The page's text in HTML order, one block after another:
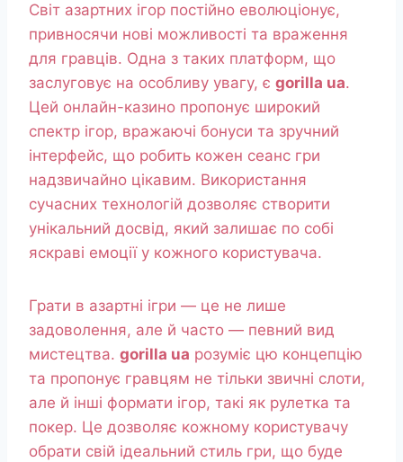
Світ азартних ігор постійно еволюціонує,
привносячи нові можливості та враження
для гравців. Одна з таких платформ, що
заслуговує на особливу увагу, є gorilla ua.
Цей онлайн-казино пропонує широкий
спектр ігор, вражаючі бонуси та зручний
інтерфейс, що робить кожен сеанс гри
надзвичайно цікавим. Використання
сучасних технологій дозволяє створити
унікальний досвід, який залишає по собі
яскраві емоції у кожного користувача.
Грати в азартні ігри — це не лише
задоволення, але й часто — певний вид
мистецтва. gorilla ua розуміє цю концепцію
та пропонує гравцям не тільки звичні слоти,
але й інші формати ігор, такі як рулетка та
покер. Це дозволяє кожному користувачу
обрати свій ідеальний стиль гри, що буде